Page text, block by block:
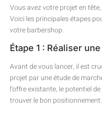
Vous avez votre projet en
Voici les principales étapes
votre barbershop.
Étape 1 : Réaliser
Avant de vous lancer, il est
projet par une étude de
l’offre existante, le potentiel
trouver le bon positionnement.